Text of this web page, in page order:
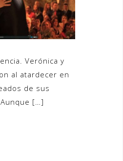
Verónica y
al atardecer en
de sus
[…]